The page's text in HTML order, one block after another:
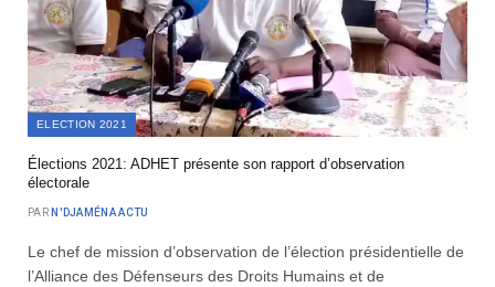
ELECTION 2021
Élections 2021: ADHET présente son rapport d’observation
électorale
PAR N'DJAMÉNA ACTU
Le chef de mission d’observation de l’élection présidentielle de
l’Alliance des Défenseurs des Droits Humains et de